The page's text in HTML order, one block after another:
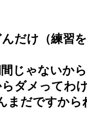
んだけ（練習
間じゃないから
らダメってわ
まだですか